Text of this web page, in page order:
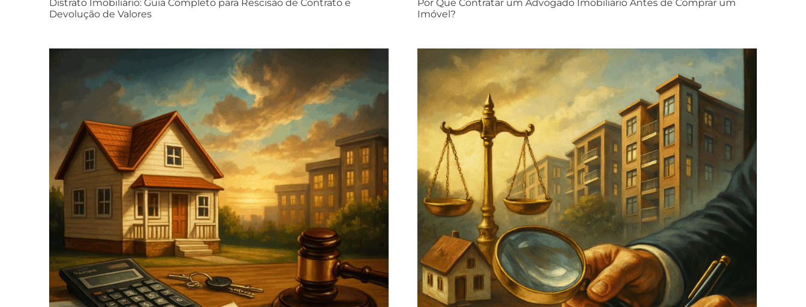
Distrato Imobiliário: Guia Completo para Rescisão de Contrato e
Devolução de Valores
Por Que Contratar um Advogado Imobiliário Antes de Comprar um
Imóvel?